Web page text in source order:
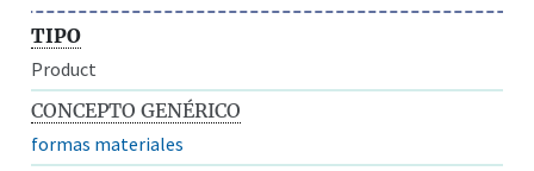
TIPO
Product
CONCEPTO GENÉRICO
formas materiales